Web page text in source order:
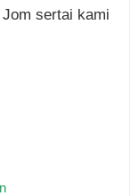
sertai kami